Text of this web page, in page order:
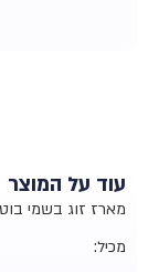
עוד על המוצר
מארז זוג בשמי
מכיל: